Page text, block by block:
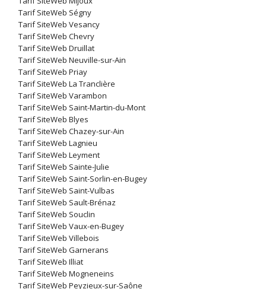
Tarif SiteWeb Ségny
Tarif SiteWeb Vesancy
Tarif SiteWeb Chevry
Tarif SiteWeb Druillat
Tarif SiteWeb Neuville-sur-Ain
Tarif SiteWeb Priay
Tarif SiteWeb La Tranclière
Tarif SiteWeb Varambon
Tarif SiteWeb Saint-Martin-du-Mont
Tarif SiteWeb Blyes
Tarif SiteWeb Chazey-sur-Ain
Tarif SiteWeb Lagnieu
Tarif SiteWeb Leyment
Tarif SiteWeb Sainte-Julie
Tarif SiteWeb Saint-Sorlin-en-Bugey
Tarif SiteWeb Saint-Vulbas
Tarif SiteWeb Sault-Brénaz
Tarif SiteWeb Souclin
Tarif SiteWeb Vaux-en-Bugey
Tarif SiteWeb Villebois
Tarif SiteWeb Garnerans
Tarif SiteWeb Illiat
Tarif SiteWeb Mogneneins
Tarif SiteWeb Peyzieux-sur-Saône